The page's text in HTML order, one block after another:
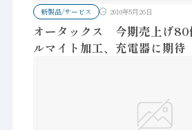
新製品/サービス 2010年5月26日
オータックス 今期売上げ80
ルマイト加工、充電器に期待